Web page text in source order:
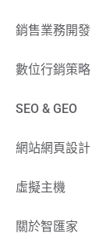
銷售業務開發
數位行銷策略
SEO & GEO
網站網頁設計
虛擬主機
關於智匯家